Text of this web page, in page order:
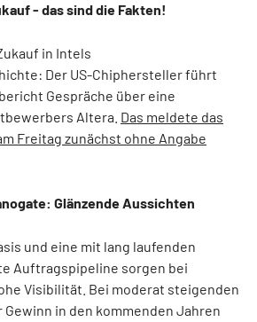
- das sind die Fakten!
in Intels
Der US-Chiphersteller führt
Gespräche über eine
Altera. Das meldete das
Freitag zunächst ohne Angabe
Glänzende Aussichten
und eine mit lang laufenden
Auftragspipeline sorgen bei
Visibilität. Bei moderat steigenden
in den kommenden Jahren